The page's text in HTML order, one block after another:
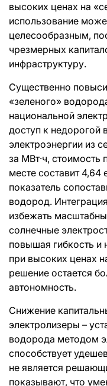
высоких ценах на
использование
целесообразным,
чрезмерных
инфраструктуру.
Существенно
«зеленого»
национальной
доступ к недорогой
электроэнергии из
за МВт·ч, стоимость
месте составит
показатель
водород.
избежать
солнечные
повышая гибкость
при высоких ценах
решение остается
автономность.
Снижение
электролизеры –
водорода методом
способствует
не является
показывают, что